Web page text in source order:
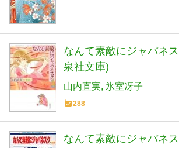
なんて素敵にジャパネ
泉社文庫)
山内直実 氷室冴子
288
なんて素敵にジャパネ